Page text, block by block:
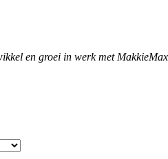
en groei in werk met MakkieMax